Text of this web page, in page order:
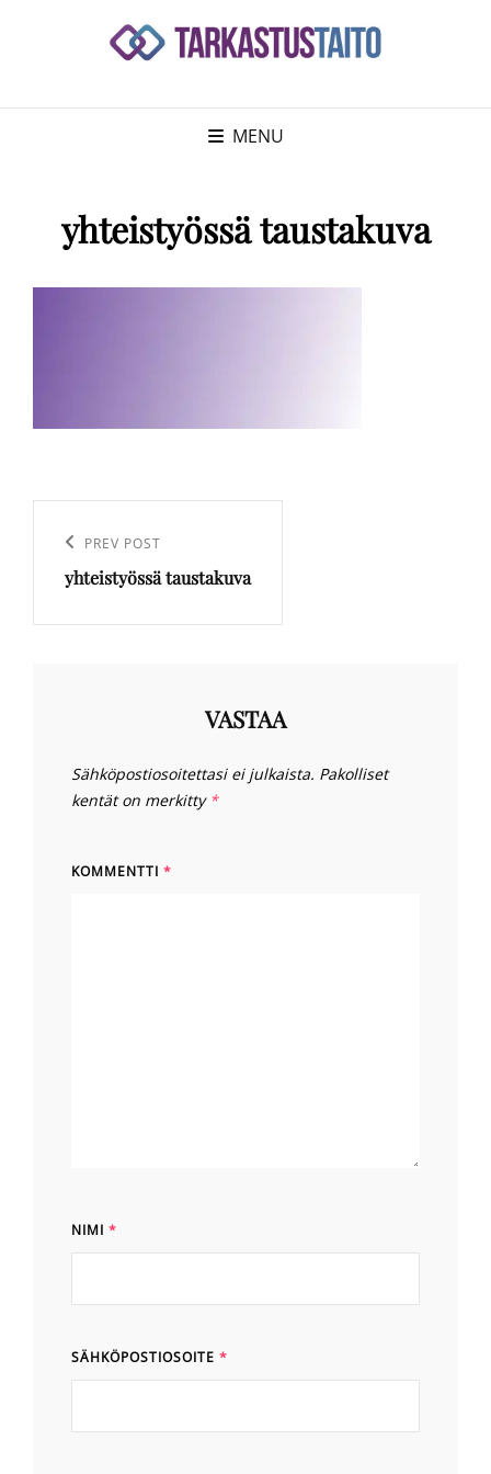
MENU
yhteistyössä taustakuva
selaus
Previous
Post
PREV POST
yhteistyössä taustakuva
VASTAA
Sähköpostiosoitettasi ei julkaista. Pakolliset
kentät on merkitty *
KOMMENTTI *
NIMI *
SÄHKÖPOSTIOSOITE *